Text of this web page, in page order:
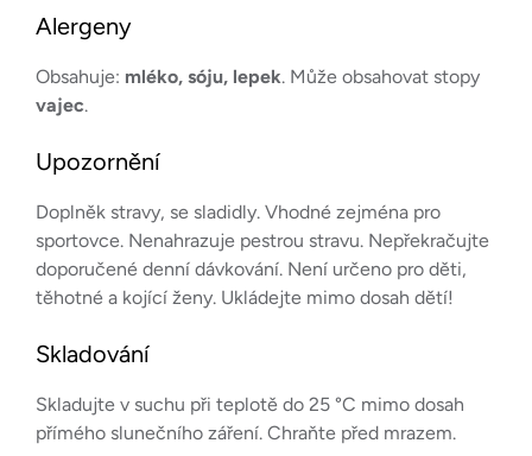
Alergeny
Obsahuje: mléko, sóju, lepek. Může obsahovat stopy
vajec.
Upozornění
Doplněk stravy, se sladidly. Vhodné zejména pro
sportovce. Nenahrazuje pestrou stravu. Nepřekračujte
doporučené denní dávkování. Není určeno pro děti,
těhotné a kojící ženy. Ukládejte mimo dosah dětí!
Skladování
Skladujte v suchu při teplotě do 25 °C mimo dosah
přímého slunečního záření. Chraňte před mrazem.